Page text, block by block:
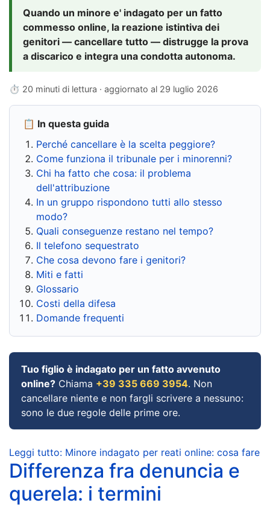
Quando un minore e' indagato per un fatto
commesso online, la reazione istintiva dei
genitori — cancellare tutto — distrugge la prova
a discarico e integra una condotta autonoma.
⏱ 20 minuti di lettura · aggiornato al 29 luglio 2026
📋 In questa guida
Perché cancellare è la scelta peggiore?
Come funziona il tribunale per i minorenni?
Chi ha fatto che cosa: il problema
dell'attribuzione
In un gruppo rispondono tutti allo stesso
modo?
Quali conseguenze restano nel tempo?
Il telefono sequestrato
Che cosa devono fare i genitori?
Miti e fatti
Glossario
Costi della difesa
Domande frequenti
Tuo figlio è indagato per un fatto avvenuto
online? Chiama +39 335 669 3954. Non
cancellare niente e non fargli scrivere a nessuno:
sono le due regole delle prime ore.
Leggi tutto: Minore indagato per reati online: cosa fare
Differenza fra denuncia e
querela: i termini